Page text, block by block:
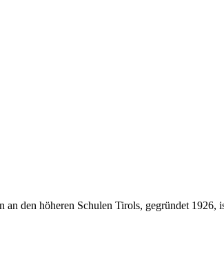
den höheren Schulen Tirols, gegründet